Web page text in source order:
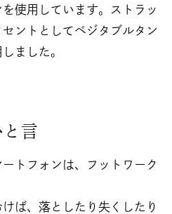
使用しています。ストラッ
ントとしてベジタブルタン
ました。
と言
トフォンは、フットワーク
ば、落としたり失くしたり